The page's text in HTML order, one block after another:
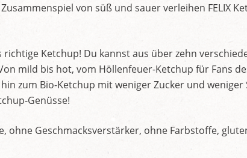
von süß und sauer verleihen FELIX
richtige Ketchup! Du kannst aus über zehn
mild bis hot, vom Höllenfeuer-Ketchup für Fans
zum Bio-Ketchup mit weniger Zucker und weniger
Genüsse!
ohne Geschmacksverstärker, ohne Farbstoffe,